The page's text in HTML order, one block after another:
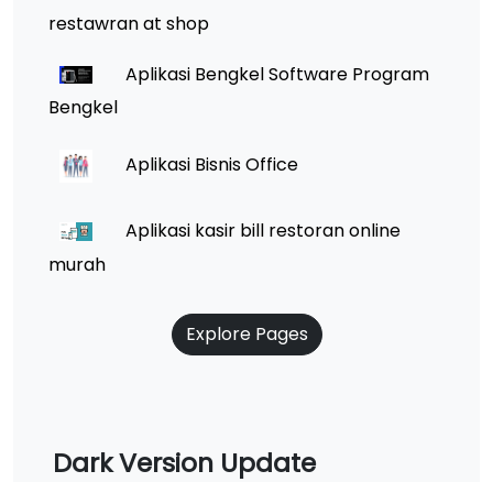
restawran at shop
Aplikasi Bengkel Software Program
Bengkel
Aplikasi Bisnis Office
Aplikasi kasir bill restoran online
murah
Explore Pages
Dark Version Update